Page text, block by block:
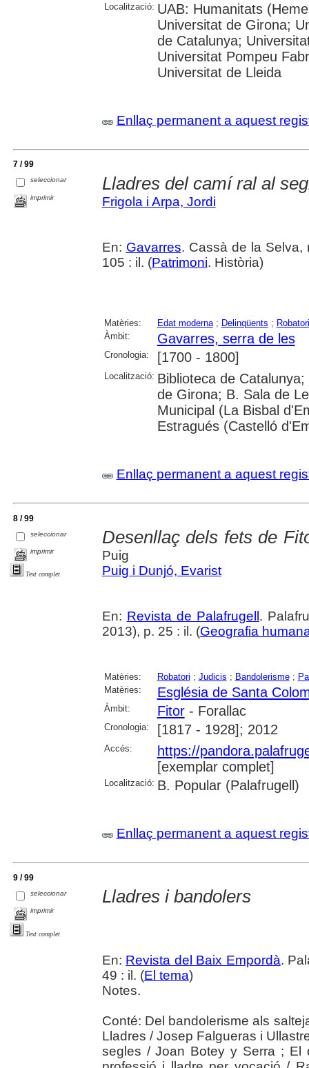
Localització: UAB: Humanitats
Universitat de Girona;
de Catalunya;
Universitat Pompeu
Universitat de Lleida
Enllaç permanent a aquest
7 / 99
seleccionar
imprimir
Lladres del camí ral al
Frigola i Arpa, Jordi
En: Gavarres. Cassà de la Selva,
105 : il. (Patrimoni. Història)
Matèries: Edat moderna; Delinqüents ; Robatori
Àmbit:
Gavarres, serra de les
Cronologia: [1700 - 1800]
Localització: Biblioteca de
de Girona; B. Sala de
Municipal (La Bisbal
Estragués (Castelló
Enllaç permanent a aquest
8 / 99
seleccionar
imprimir
Text complet
Desenllaç dels fets de
Puig
Puig i Dunjó, Evarist
En: Revista de Palafrugell.
2013), p. 25 : il. (Geografia
Matèries: Robatori ; Judicis ; Bandolerisme;
Matèries:
Església de Santa
Àmbit: Fitor- Forallac
Cronologia: [1817 - 1928]; 2012
Accés:
https://
[exemplar complet]
Localització: B. Popular (Palafrugell)
Enllaç permanent a aquest
9 / 99
seleccionar
imprimir
Text complet
Lladres i bandolers
En: Revista del Baix Empordà.
49 : il. (El tema)
Notes.
Conté: Del bandolerisme als
Lladres / Josep Falgueras i
segles / Joan Botey y Serra ; El